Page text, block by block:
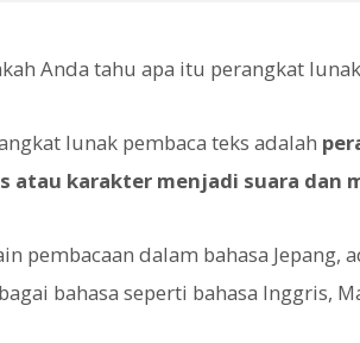
Anda tahu apa itu perangkat
lunak pembaca teks adalah
atau karakter menjadi suara dan
pembacaan dalam bahasa
bahasa seperti bahasa Inggris,